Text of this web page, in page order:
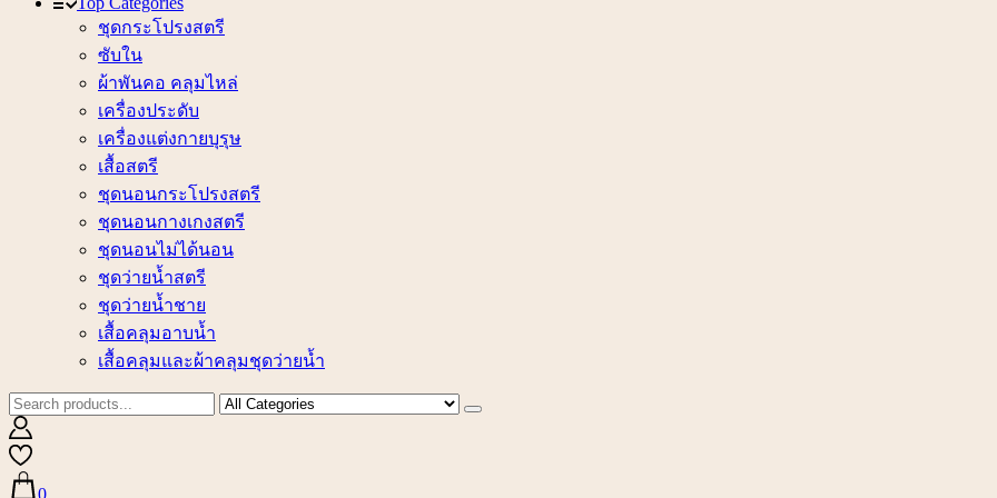
ชุดกระโปรงสตรี
ซับใน
ผ้าพันคอ คลุมไหล่
เครื่องประดับ
เครื่องแต่งกายบุรุษ
เสื้อสตรี
ชุดนอนกระโปรงสตรี
ชุดนอนกางเกงสตรี
ชุดนอนไม่ได้นอน
ชุดว่ายน้ำสตรี
ชุดว่ายน้ำชาย
เสื้อคลุมอาบน้ำ
เสื้อคลุมและผ้าคลุมชุดว่ายน้ำ
0